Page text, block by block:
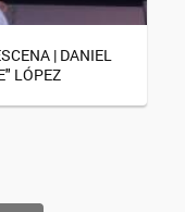
| DANIEL
LÓPEZ